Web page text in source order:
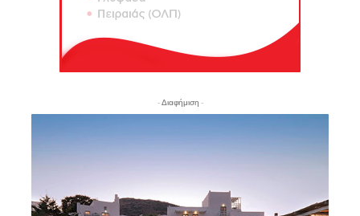
- Διαφήμιση -